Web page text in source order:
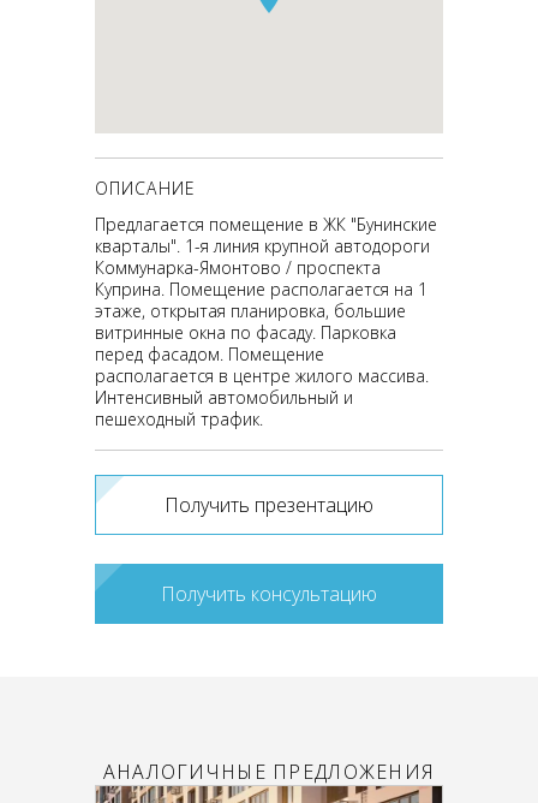
ОПИСАНИЕ
Предлагается помещение в ЖК "Бунинские
кварталы". 1-я линия крупной автодороги
Коммунарка-Ямонтово / проспекта
Куприна. Помещение располагается на 1
этаже, открытая планировка, большие
витринные окна по фасаду. Парковка
перед фасадом. Помещение
располагается в центре жилого массива.
Интенсивный автомобильный и
пешеходный трафик.
Получить презентацию
Получить консультацию
АНАЛОГИЧНЫЕ ПРЕДЛОЖЕНИЯ